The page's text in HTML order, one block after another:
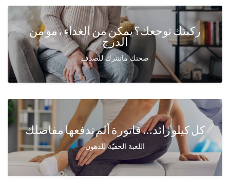
ركبتك توجعك؟ يمكن من الغداء ، مو من
الدرج
صحتك ماتنترك للصدف
كل كيلو زائد… فاتورة ألم تدفعها مفاصلك
اللعبة الخفيّة للدهون